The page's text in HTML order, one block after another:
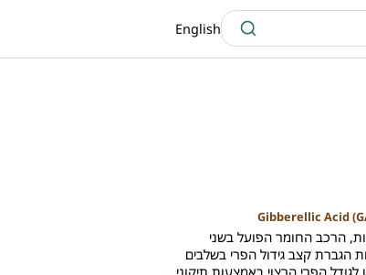
English
Gibberellic Acid
הרכב החומר הפועל בשני
הגברת קצב גידול הפרי בשלבים
הפרי הרצוי באמצעות תיקוני